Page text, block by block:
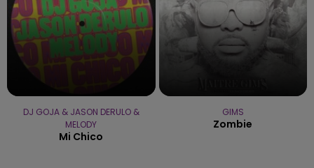
DJ GOJA & JASON DERULO &
MELODY
Mi Chico
GIMS
Zombie